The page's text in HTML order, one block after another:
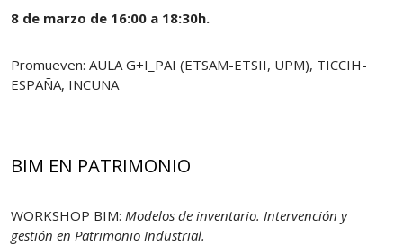
8 de marzo de 16:00 a 18:30h.
Promueven: AULA G+I_PAI (ETSAM-ETSII, UPM), TICCIH-
ESPAÑA, INCUNA
BIM EN PATRIMONIO
WORKSHOP BIM: Modelos de inventario. Intervención y
gestión en Patrimonio Industrial.